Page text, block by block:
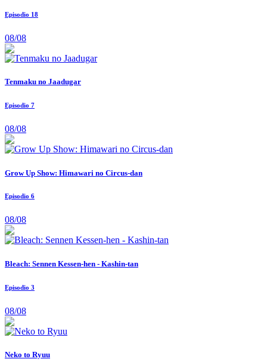
Episodio 18
08/08
Tenmaku no Jaadugar
Episodio 7
08/08
Grow Up Show: Himawari no Circus-dan
Episodio 6
08/08
Bleach: Sennen Kessen-hen - Kashin-tan
Episodio 3
08/08
Neko to Ryuu